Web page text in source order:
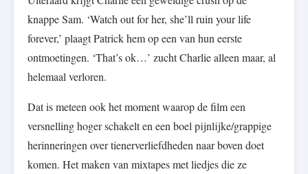
knappe Sam. ‘Watch out for her, she’ll ruin your life
forever,’ plaagt Patrick hem op een van hun eerste
ontmoetingen. ‘That’s ok…’ zucht Charlie alleen maar, al
helemaal verloren.
Dat is meteen ook het moment waarop de film een
versnelling hoger schakelt en een boel pijnlijke/grappige
herinneringen over tienerverliefdheden naar boven doet
komen. Het maken van mixtapes met liedjes die ze